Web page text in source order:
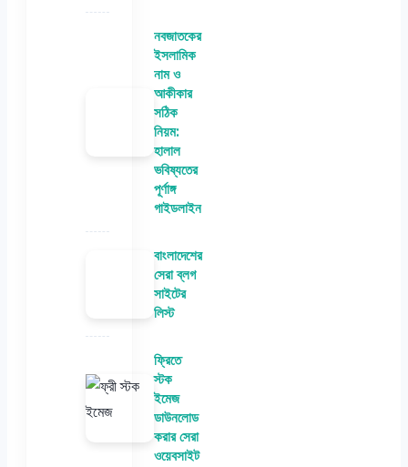
নবজাতকের
ইসলামিক
নাম ও
আকীকার
সঠিক
নিয়ম:
হালাল
ভবিষ্যতের
পূর্ণাঙ্গ
গাইডলাইন
বাংলাদেশের
সেরা ব্লগ
সাইটের
লিস্ট
ফ্রিতে
স্টক
ইমেজ
ডাউনলোড
করার সেরা
ওয়েবসাইট